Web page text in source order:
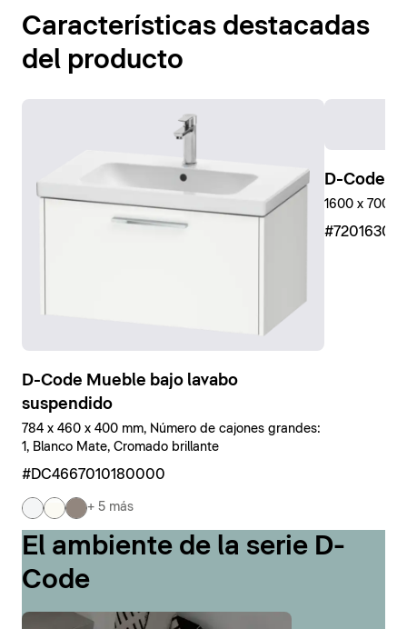
Características destacadas
del producto
D-Code Mueble bajo lavabo
suspendido
784 x 460 x 400 mm, Número de cajones grandes:
1, Blanco Mate, Cromado brillante
#DC4667010180000
+ 5 más
D-Code
1600 x 700
El ambiente de la serie D-
Code